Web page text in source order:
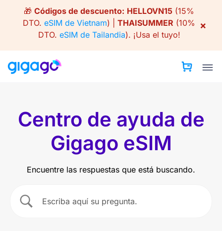
🎁 Códigos de descuento: HELLOVN15 (15%
DTO. eSIM de Vietnam) | THAISUMMER (10%
DTO. eSIM de Tailandia). ¡Usa el tuyo!
×
Centro de ayuda de
Gigago eSIM
Encuentre las respuestas que está buscando.